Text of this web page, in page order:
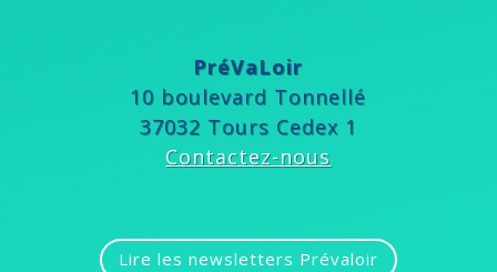
PréVaLoir
10 boulevard Tonnellé
37032 Tours Cedex 1
Contactez-nous
Lire les newsletters Prévaloir